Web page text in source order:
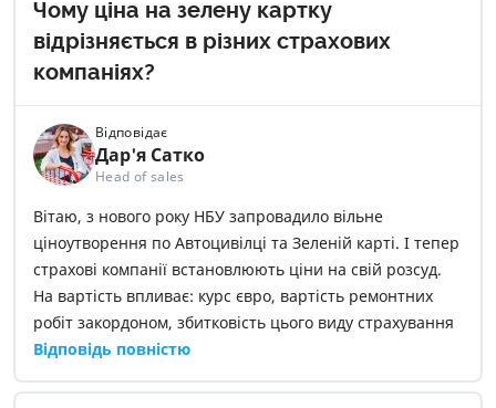
Чому ціна на зелену картку
відрізняється в різних страхових
компаніях?
Відповідає
Дар'я Сатко
Head of sales
Вітаю, з нового року НБУ запровадило вільне
ціноутворення по Автоцивілці та Зеленій карті. І тепер
страхові компанії встановлюють ціни на свій розсуд.
На вартість впливає: курс євро, вартість ремонтних
робіт закордоном, збитковість цього виду страхування
в обраній страховій компанії
Відповідь повністю